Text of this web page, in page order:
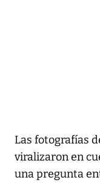
Las fotografías
viralizaron en
una pregunta